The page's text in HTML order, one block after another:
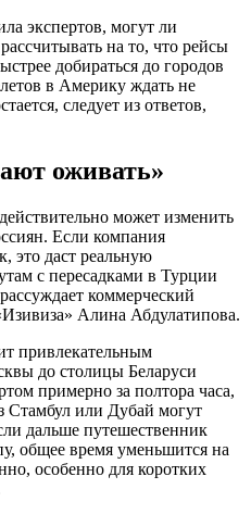
экспертов, могут ли
на то, что рейсы
добираться до городов
в Америку ждать не
следует из ответов,
оживать»
может изменить
Если компания
это даст реальную
с пересадками в Турции
коммерческий
Алина Абдулатипова.
привлекательным
до столицы Беларуси
примерно за полтора часа,
Стамбул или Дубай могут
дальше путешественник
общее время уменьшится на
особенно для коротких